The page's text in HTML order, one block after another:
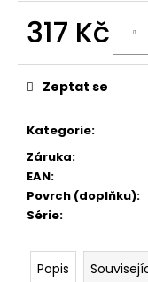
317 Kč
cena:
Kategorie:
Záruka:
EAN:
Povrch (doplňku):
Série:
Zeptat se
Popis